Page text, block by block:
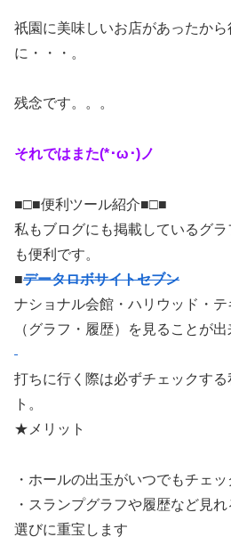
祇園に美味しいお店があったか
に・・・。
残念です。。。
それではまた(*･ω･)ノ
■□■便利ツール紹介■□■
私もブログにも掲載しているグ
も便利です。
■データロボサイトセブン
ナショナル会館・ハリウッド・
（グラフ・履歴）を見ること
打ちに行く際は必ずチェックす
ト。
★メリット
・ホールの出玉がいつでもチ
・スランプグラフや履歴など見
選びに重宝します